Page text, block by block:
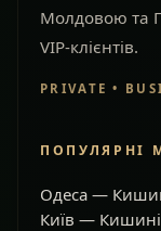
Молдовою та
VIP-клієнтів.
PRIVATE •
ПОПУЛЯРНІ
Одеса —
Київ —